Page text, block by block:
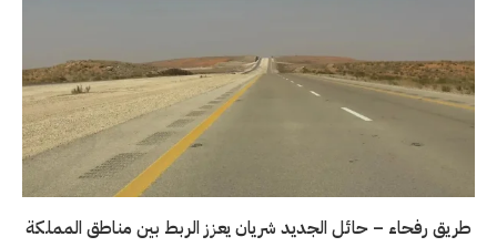
طريق رفحاء – حائل الجديد شريان يعزز الربط بين مناطق المملكة